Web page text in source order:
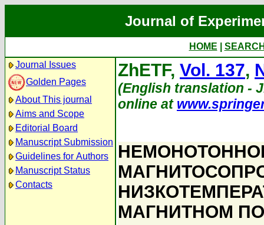
Journal of
HOME
Journal Issues
Golden Pages
About This journal
Aims and Scope
Editorial Board
Manuscript Submission
Guidelines for Authors
Manuscript Status
Contacts
ZhETF, Vol. 137,
(English translation -
online at
МАГНИТНОМ